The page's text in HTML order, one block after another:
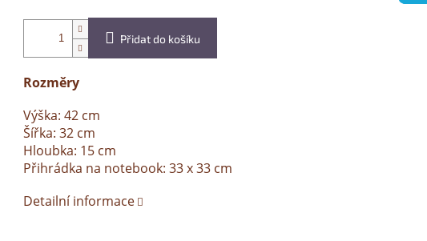
Přidat do košíku
Rozměry
Výška: 42 cm
Šířka: 32 cm
Hloubka: 15 cm
Přihrádka na notebook: 33 x 33 cm
Detailní informace